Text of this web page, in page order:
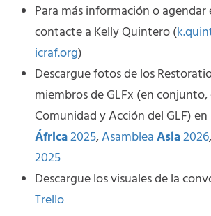
Para más información o
contacte a Kelly Quintero (
icraf.org)
Descargue fotos de los
miembros de GLFx (en
Comunidad y Acción del GLF) en
África2025,AsambleaAsia2026,
2025
Descargue los visuales de la
Trello